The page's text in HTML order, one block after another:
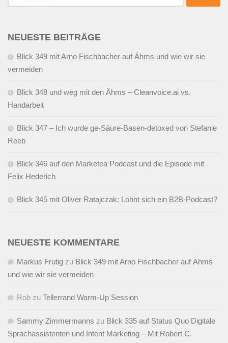
nach:
NEUESTE BEITRÄGE
Blick 349 mit Arno Fischbacher auf Ähms und wie wir sie
vermeiden
Blick 348 und weg mit den Ähms – Cleanvoice.ai vs.
Handarbeit
Blick 347 – Ich wurde ge-Säure-Basen-detoxed von Stefanie
Reeb
Blick 346 auf den Marketea Podcast und die Episode mit
Felix Hederich
Blick 345 mit Oliver Ratajczak: Lohnt sich ein B2B-Podcast?
NEUESTE KOMMENTARE
Markus Frutig zu Blick 349 mit Arno Fischbacher auf Ähms
und wie wir sie vermeiden
Rob zu Tellerrand Warm-Up Session
Sammy Zimmermanns zu Blick 335 auf Status Quo Digitale
Sprachassistenten und Intent Marketing – Mit Robert C.